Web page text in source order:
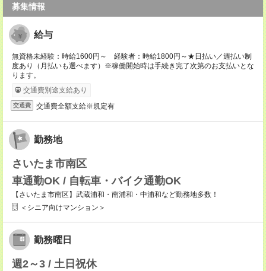
募集情報
給与
無資格未経験：時給1600円～ 経験者：時給1800円～★日払い／週払い制
度あり（月払いも選べます）※稼働開始時は手続き完了次第のお支払いとな
ります。
交通費別途支給あり
交通費 交通費全額支給※規定有
勤務地
さいたま市南区
車通勤OK / 自転車・バイク通勤OK
【さいたま市南区】武蔵浦和・南浦和・中浦和など勤務地多数！
＜シニア向けマンション＞
勤務曜日
週2～3 / 土日祝休